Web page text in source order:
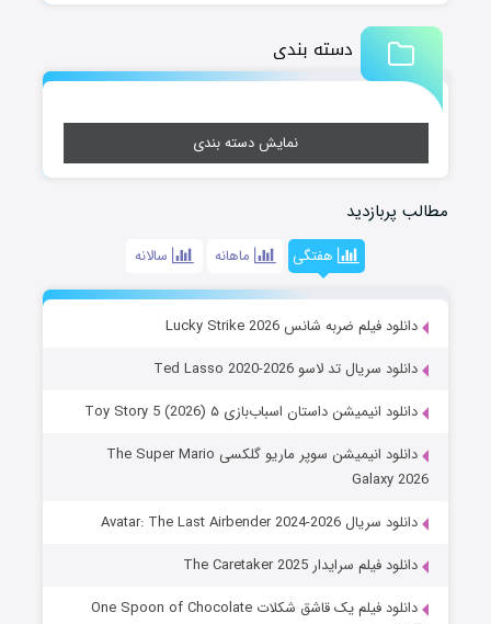
دسته بندی
نمایش دسته بندی
مطالب پربازدید
هفتگی ماهانه سالانه
دانلود فیلم ضربه شانس Lucky Strike 2026
دانلود سریال تد لاسو Ted Lasso 2020-2026
دانلود انیمیشن داستان اسباب‌بازی ۵ Toy Story 5 (2026)
دانلود انیمیشن سوپر ماریو گلکسی The Super Mario
Galaxy 2026
دانلود سریال Avatar: The Last Airbender 2024-2026
دانلود فیلم سرایدار The Caretaker 2025
دانلود فیلم یک قاشق شکلات One Spoon of Chocolate